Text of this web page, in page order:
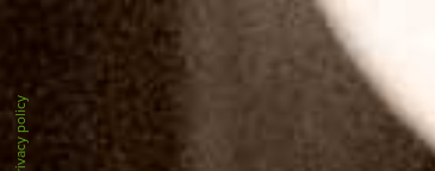
Privacy policy